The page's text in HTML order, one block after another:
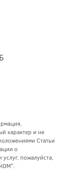
характер и не
Статьи
о
услуг, пожалуйста,